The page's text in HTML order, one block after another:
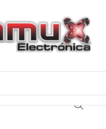
TECNOLOGIA
Regletas
2.54mm